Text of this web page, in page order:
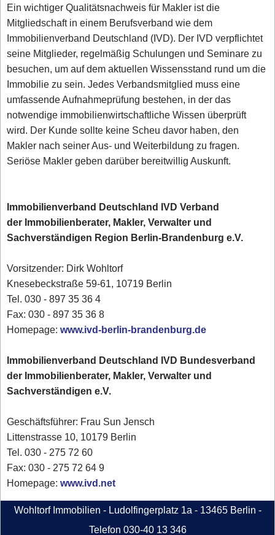
Ein wichtiger Qualitätsnachweis für Makler ist die
Mitgliedschaft in einem Berufsverband wie dem
Immobilienverband Deutschland (IVD). Der IVD verpflichtet
seine Mitglieder, regelmäßig Schulungen und Seminare zu
besuchen, um auf dem aktuellen Wissensstand rund um die
Immobilie zu sein. Jedes Verbandsmitglied muss eine
umfassende Aufnahmeprüfung bestehen, in der das
notwendige immobilienwirtschaftliche Wissen überprüft
wird. Der Kunde sollte keine Scheu davor haben, den
Makler nach seiner Aus- und Weiterbildung zu fragen.
Seriöse Makler geben darüber bereitwillig Auskunft.
Immobilienverband Deutschland IVD Verband
der Immobilienberater, Makler, Verwalter und
Sachverständigen Region Berlin-Brandenburg e.V.
Vorsitzender: Dirk Wohltorf
Knesebeckstraße 59-61, 10719 Berlin
Tel. 030 - 897 35 36 4
Fax: 030 - 897 35 36 8
Homepage:www.ivd-berlin-brandenburg.de
Immobilienverband Deutschland IVD Bundesverband
der Immobilienberater, Makler, Verwalter und
Sachverständigen e.V.
Geschäftsführer: Frau Sun Jensch
Littenstrasse 10, 10179 Berlin
Tel. 030 - 275 72 60
Fax: 030 - 275 72 64 9
Homepage:www.ivd.net
Wohltorf Immobilien - Ludolfingerplatz 1a - 13465 Berlin -
Telefon 030-40 13 346